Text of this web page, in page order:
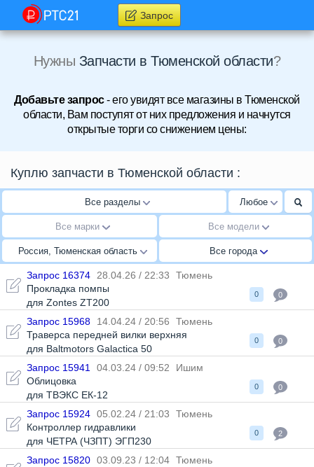
Запрос
Нужны Запчасти в Тюменской области?
Добавьте запрос- его увидят все магазины в Тюменской
области, Вам поступят от них предложения и начнутся
открытые торги со снижением цены:
Куплю запчасти в Тюменской области :
Все разделы Любое
Все марки Все модели
Россия, Тюменская область Все города
Запрос 16374 28.04.26 / 22:33
Тюмень
Прокладка помпы
для Zontes ZT200
0 0
Запрос 15968 14.04.24 / 20:56
Тюмень
Траверса передней вилки верхняя
для Baltmotors Galactica 50
0 0
Запрос 15941 04.03.24 / 09:52
Ишим
Облицовка
для ТВЭКС ЕК-12
0 0
Запрос 15924 05.02.24 / 21:03
Тюмень
Контроллер гидравлики
для ЧЕТРА (ЧЗПТ) ЭГП230
0 2
Запрос 15820 03.09.23 / 12:04 Тюмень